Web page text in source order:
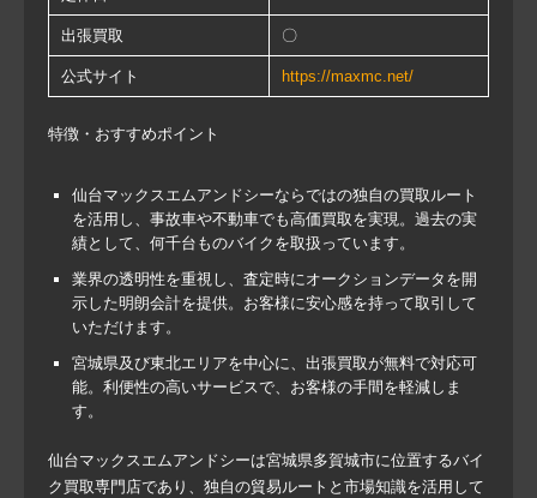
出張買取 〇
公式サイト https://maxmc.net/
特徴・おすすめポイント
仙台マックスエムアンドシーならではの独自の買取ルート
を活用し、事故車や不動車でも高価買取を実現。過去の実
績として、何千台ものバイクを取扱っています。
業界の透明性を重視し、査定時にオークションデータを開
示した明朗会計を提供。お客様に安心感を持って取引して
いただけます。
宮城県及び東北エリアを中心に、出張買取が無料で対応可
能。利便性の高いサービスで、お客様の手間を軽減しま
す。
仙台マックスエムアンドシーは宮城県多賀城市に位置するバイ
ク買取専門店であり、独自の貿易ルートと市場知識を活用して